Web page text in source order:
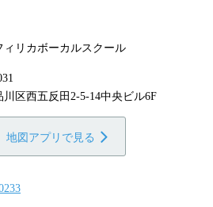
ィリカボーカルスクール
川区西五反田2-5-14中央ビル6F
地図アプリで見る